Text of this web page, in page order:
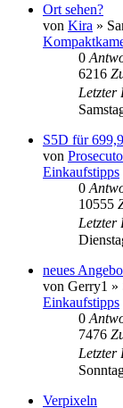
Ort sehen?
von Kira »
0
6216
Letzter
S5D für
von
Einkaufstipps
0
10555
Letzter
neues
von Gerry1 »
Einkaufstipps
0
7476
Letzter
Verpixeln